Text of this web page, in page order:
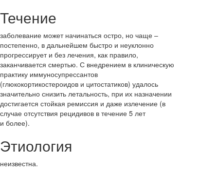
Течение
заболевание может начинаться остро, но чаще –
постепенно, в дальнейшем быстро и неуклонно
прогрессирует и без лечения, как правило,
заканчивается смертью. С внедрением в клиническую
практику иммуносупрессантов
(глюкокортикостероидов и цитостатиков) удалось
значительно снизить летальность, при их назначении
достигается стойкая ремиссия и даже излечение (в
случае отсутствия рецидивов в течение 5 лет
и более).
Этиология
неизвестна.